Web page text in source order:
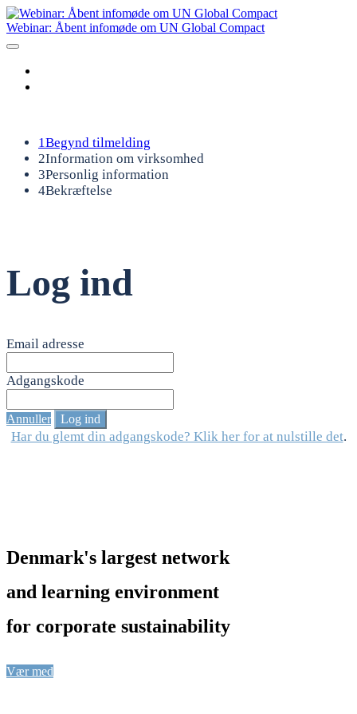
Webinar: Åbent infomøde om UN Global Compact
1Begynd tilmelding
2Information om virksomhed
3Personlig information
4Bekræftelse
Log ind
Email adresse
Adgangskode
Annuller Log ind
Har du glemt din adgangskode? Klik her for at nulstille det.
Denmark's largest network
and learning environment
for corporate sustainability
Vær med